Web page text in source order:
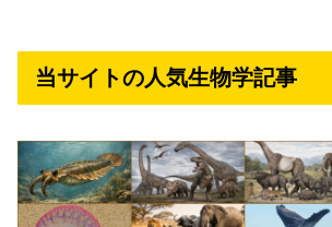
当サイトの人気生物学記事